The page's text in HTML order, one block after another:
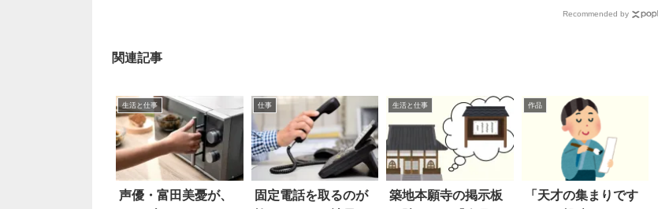
Recommended by
関連記事
生活と仕事
声優・富田美憂が、
仕事
固定電話を取るのが
生活と仕事
築地本願寺の掲示板
作品
「天才の集まりです